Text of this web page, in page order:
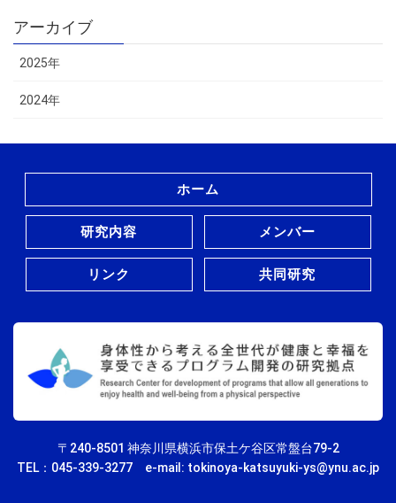
アーカイブ
2025年
2024年
ホーム
研究内容 メンバー
リンク 共同研究
〒240-8501 神奈川県横浜市保土ケ谷区常盤台79-2
TEL： 045-339-3277 e-mail: tokinoya-katsuyuki-ys@ynu.ac.jp